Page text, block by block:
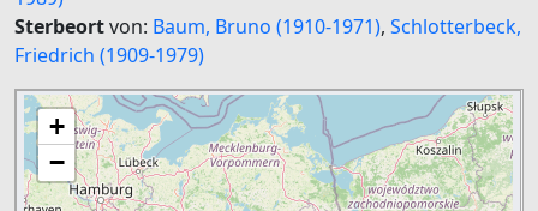
Sterbeortvon: Baum, Bruno (1910-1971), Schlotterbeck,
Friedrich (1909-1979)
+
−